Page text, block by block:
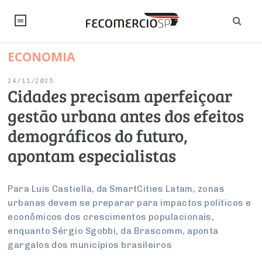
NOTÍCIAS
Editorial
Artigos
Institucional
Debates Fecomercio-SP
PROJETOS ESPECIAIS:
UM BRASIL
Economia
Pesquisas
Brasil
Internacional
Modernização do Estado
Economia Digital
Inteligência Artificial
Legislação
Empresas
Arbitragem e Mediação
Reforma Tributária
Varejo
Serviços
Sustentabilidade
ESG
Últimas Notícias
SINDICATOS
PESQUISAS
FALE CONOSCO
Sobre
Negociações Coletivas
CONSELHOS
Conselho de Turismo
EMPRESAS
ECONOMIA
24/11/2025
Cidades precisam aperfeiçoar
gestão urbana antes dos efeitos
demográficos do futuro,
apontam especialistas
Para Luis Castiella, da SmartCities Latam, zonas
urbanas devem se preparar para impactos políticos e
econômicos dos crescimentos populacionais,
enquanto Sérgio Sgobbi, da Brascomm, aponta
gargalos dos municípios brasileiros